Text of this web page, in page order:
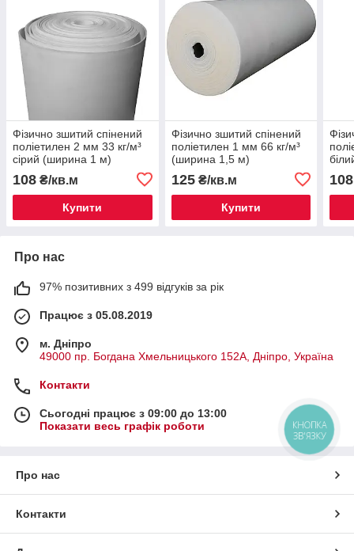
Фізично зшитий спінений
поліетилен 2 мм 33 кг/м³
сірий (ширина 1 м)
108 ₴/кв.м
Купити
Фізично зшитий спінений
поліетилен 1 мм 66 кг/м³
(ширина 1,5 м)
125₴/кв.м
Купити
108
Про нас
97% позитивних з 499 відгуків за рік
Працює з 05.08.2019
м. Дніпро
49000 пр. Богдана Хмельницького 152А, Дніпро, Україна
Контакти
Сьогодні працює з 09:00 до 13:00
Показати весь графік роботи
Про нас
Контакти
КНОПКА
ЗВ'ЯЗКУ